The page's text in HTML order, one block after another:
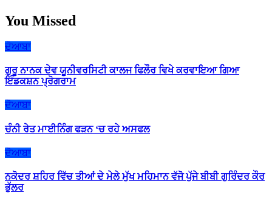
You Missed
ਦੋਆਬਾ
ਗੁਰੂ ਨਾਨਕ ਦੇਵ ਯੂਨੀਵਰਸਿਟੀ ਕਾਲਜ ਫਿਲੌਰ ਵਿਖੇ ਕਰਵਾਇਆ ਗਿਆ
ਇੰਡਕਸ਼ਨ ਪ੍ਰੋਗਰਾਮ
ਦੋਆਬਾ
ਚੰਨੀ ਰੇਤ ਮਾਈਨਿੰਗ ਫੜਨ ‘ਚ ਰਹੇ ਅਸਫਲ
ਦੋਆਬਾ
ਨਕੋਦਰ ਸ਼ਹਿਰ ਵਿੱਚ ਤੀਆਂ ਦੇ ਮੇਲੇ ਮੁੱਖ ਮਹਿਮਾਨ ਵੱਜੋ ਪੁੱਜੇ ਬੀਬੀ ਗੁਰਿੰਦਰ ਕੌਰ
ਭੁੱਲਰ